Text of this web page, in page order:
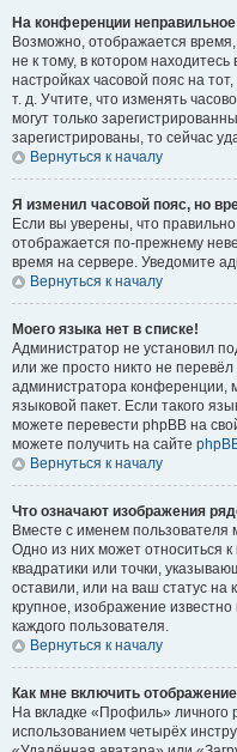
На конференции
Возможно, отображается
не к тому, в котором
настройках часовой пояс на
т. д. Учтите, что изменять
могут только
зарегистрированы, то сейчас
Вернуться к началу
Я изменил часовой пояс, но
Если вы уверены, что
отображается по-прежнему
время на сервере. Уведомите
Вернуться к началу
Моего языка нет в списке!
Администратор не установил
или же просто никто не
администратора конференции,
языковой пакет. Если такого
можете перевести phpBB на
можете получить на сайте
Вернуться к началу
Что означают изображения
Вместе с именем пользователя
Одно из них может относиться
квадратики или точки,
оставили, или на ваш статус
крупное, изображение
каждого пользователя.
Вернуться к началу
Как мне включить
На вкладке «Профиль» личного
использованием четырёх